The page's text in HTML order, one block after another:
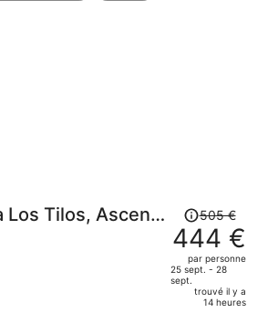
Los Tilos, Ascend
Le
prix
était
de
505 €.
505 €
444 €
par personne
25 sept. - 28
sept.
trouvé il y a
14 heures